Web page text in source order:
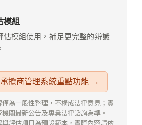
模組
估模組使用，補足更完整的辨識
攬商管理系統重點功能 →
為一般性整理，不構成法律意見；實
關最新公告及專業法律諮詢為準。
評估項目為預設範本，實際內容請依